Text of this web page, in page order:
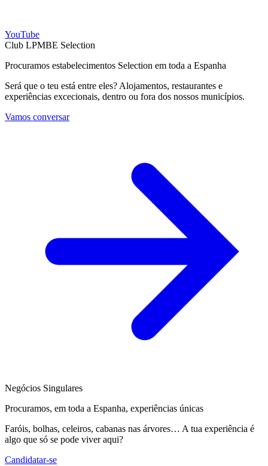
YouTube
Club LPMBE Selection
Procuramos estabelecimentos Selection em toda a Espanha
Será que o teu está entre eles? Alojamentos, restaurantes e
experiências excecionais, dentro ou fora dos nossos municípios.
Vamos conversar
Negócios Singulares
Procuramos, em toda a Espanha, experiências únicas
Faróis, bolhas, celeiros, cabanas nas árvores… A tua experiência é
algo que só se pode viver aqui?
Candidatar-se